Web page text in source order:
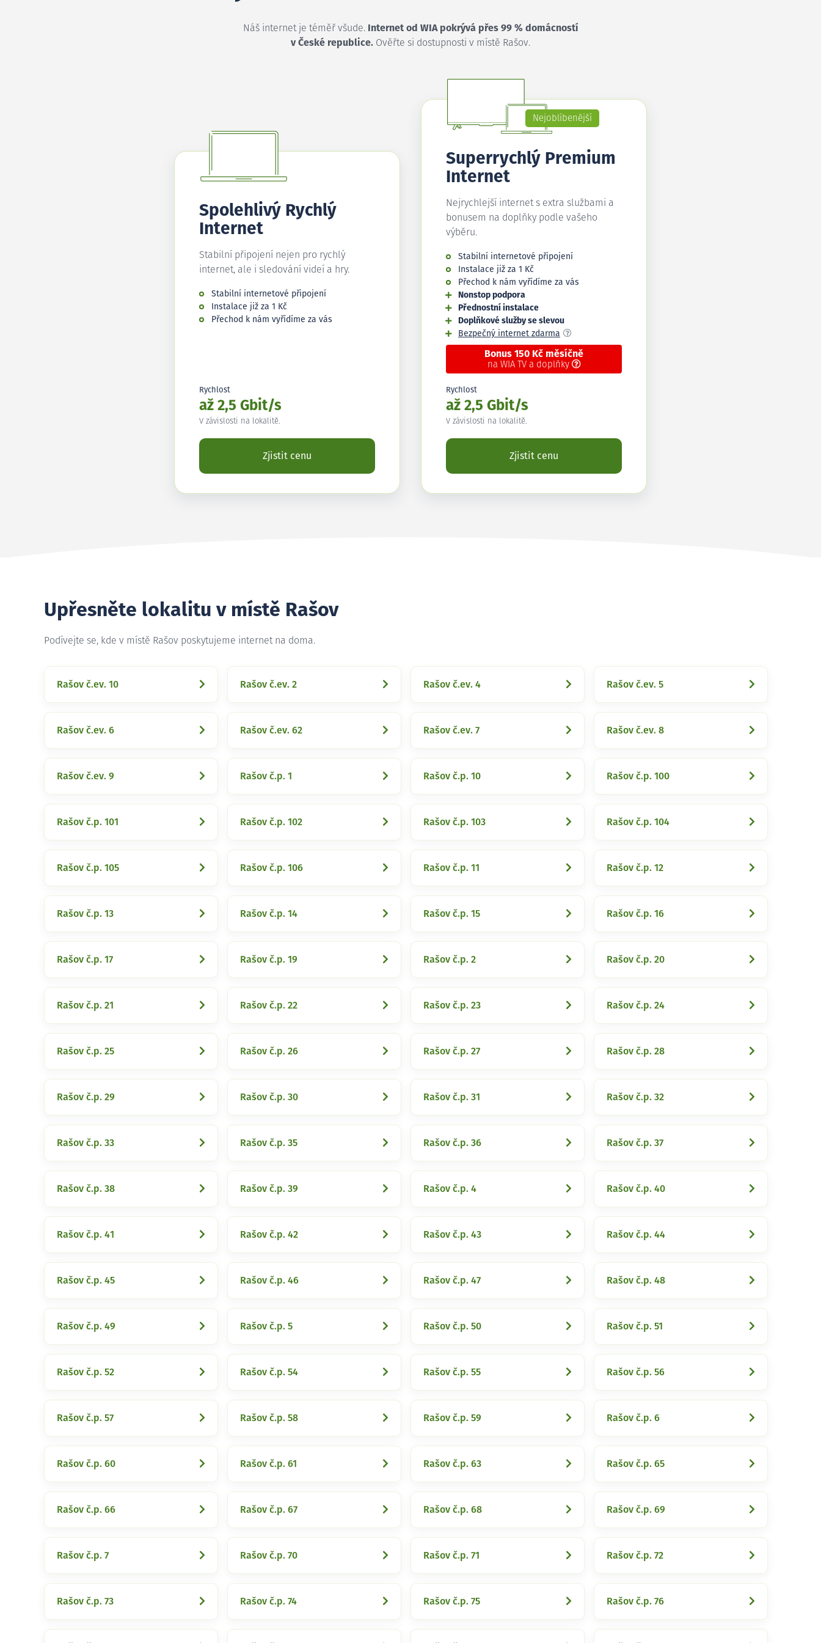
Náš internet je téměř všude.
Internet od WIA pokrývá přes 99 % domácností
v České republice. Ověřte si dostupnosti v místě Rašov.
Spolehlivý Rychlý
Internet
Stabilní připojení nejen pro rychlý
internet, ale i sledování videí a hry.
Stabilní internetové připojení
Instalace již za 1 Kč
Přechod k nám vyřídíme za vás
Rychlost
až 2,5 Gbit/s
V závislosti na lokalitě.
Zjistit cenu
Nejoblíbenější
Superrychlý Premium
Internet
Nejrychlejší internet s extra službami a
bonusem na doplňky podle vašeho
výběru.
Stabilní internetové připojení
Instalace již za 1 Kč
Přechod k nám vyřídíme za vás
Nonstop podpora
Přednostní instalace
Doplňkové služby se slevou
Bezpečný internet zdarma
Bonus 150 Kč měsíčně
na WIA TV a doplňky
Rychlost
až 2,5 Gbit/s
V závislosti na lokalitě.
Zjistit cenu
Upřesněte lokalitu v místě Rašov
Podívejte se, kde v místě Rašov poskytujeme internet na doma.
Rašov č.ev. 10 Rašov č.ev. 2 Rašov č.ev. 4 Rašov č.ev. 5
Rašov č.ev. 6 Rašov č.ev. 62 Rašov č.ev. 7 Rašov č.ev. 8
Rašov č.ev. 9 Rašov č.p. 1 Rašov č.p. 10 Rašov č.p. 100
Rašov č.p. 101 Rašov č.p. 102 Rašov č.p. 103 Rašov č.p. 104
Rašov č.p. 105 Rašov č.p. 106 Rašov č.p. 11 Rašov č.p. 12
Rašov č.p. 13 Rašov č.p. 14 Rašov č.p. 15 Rašov č.p. 16
Rašov č.p. 17 Rašov č.p. 19 Rašov č.p. 2 Rašov č.p. 20
Rašov č.p. 21 Rašov č.p. 22 Rašov č.p. 23 Rašov č.p. 24
Rašov č.p. 25 Rašov č.p. 26 Rašov č.p. 27 Rašov č.p. 28
Rašov č.p. 29 Rašov č.p. 30 Rašov č.p. 31 Rašov č.p. 32
Rašov č.p. 33 Rašov č.p. 35 Rašov č.p. 36 Rašov č.p. 37
Rašov č.p. 38 Rašov č.p. 39 Rašov č.p. 4 Rašov č.p. 40
Rašov č.p. 41 Rašov č.p. 42 Rašov č.p. 43 Rašov č.p. 44
Rašov č.p. 45 Rašov č.p. 46 Rašov č.p. 47 Rašov č.p. 48
Rašov č.p. 49 Rašov č.p. 5 Rašov č.p. 50 Rašov č.p. 51
Rašov č.p. 52 Rašov č.p. 54 Rašov č.p. 55 Rašov č.p. 56
Rašov č.p. 57 Rašov č.p. 58 Rašov č.p. 59 Rašov č.p. 6
Rašov č.p. 60 Rašov č.p. 61 Rašov č.p. 63 Rašov č.p. 65
Rašov č.p. 66 Rašov č.p. 67 Rašov č.p. 68 Rašov č.p. 69
Rašov č.p. 7 Rašov č.p. 70 Rašov č.p. 71 Rašov č.p. 72
Rašov č.p. 73 Rašov č.p. 74 Rašov č.p. 75 Rašov č.p. 76